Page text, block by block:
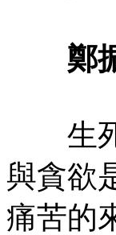
鄭
生死
與貪欲
痛苦的